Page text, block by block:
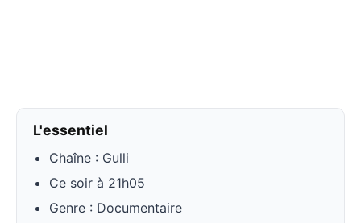
L'essentiel
Chaîne : Gulli
Ce soir à 21h05
Genre : Documentaire